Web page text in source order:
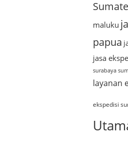
maluku
papua
jasa
surabaya
layanan
ekspedisi